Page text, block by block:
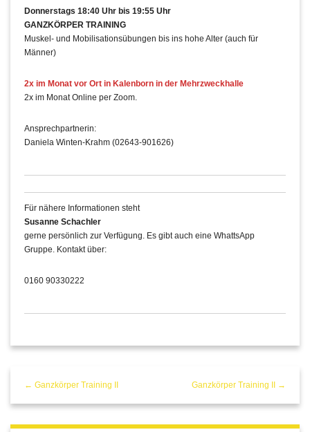
Donnerstags 18:40 Uhr bis 19:55 Uhr
GANZKÖRPER TRAINING
Muskel- und Mobilisationsübungen bis ins hohe Alter (auch für
Männer)
2x im Monat vor Ort in Kalenborn in der Mehrzweckhalle
2x im Monat Online per Zoom.
Ansprechpartnerin:
Daniela Winten-Krahm (02643-901626)
Für nähere Informationen steht
Susanne Schachler
gerne persönlich zur Verfügung. Es gibt auch eine WhattsApp
Gruppe. Kontakt über:
0160 90330222
← Ganzkörper Training II Ganzkörper Training II →